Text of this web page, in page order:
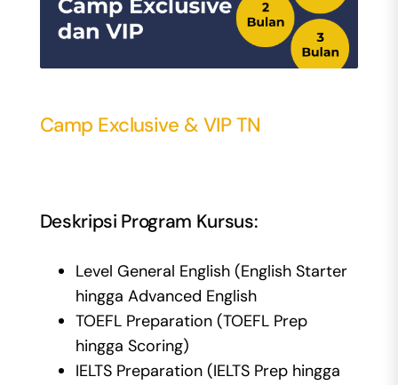
Camp Exclusive & VIP TN
Deskripsi Program Kursus:
Level General English (English Starter
hingga Advanced English
TOEFL Preparation (TOEFL Prep
hingga Scoring)
IELTS Preparation (IELTS Prep hingga